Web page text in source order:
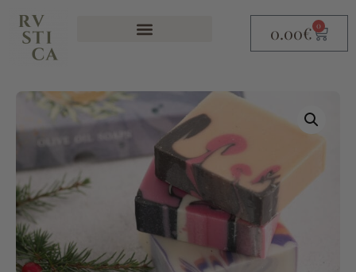
0.00€ 0